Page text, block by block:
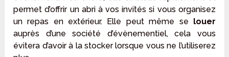
permet d’offrir un abri à vos invités si vous organisez
un repas en extérieur. Elle peut même se louer
auprès d’une société d’évènementiel, cela vous
évitera d’avoir à la stocker lorsque vous ne l’utiliserez